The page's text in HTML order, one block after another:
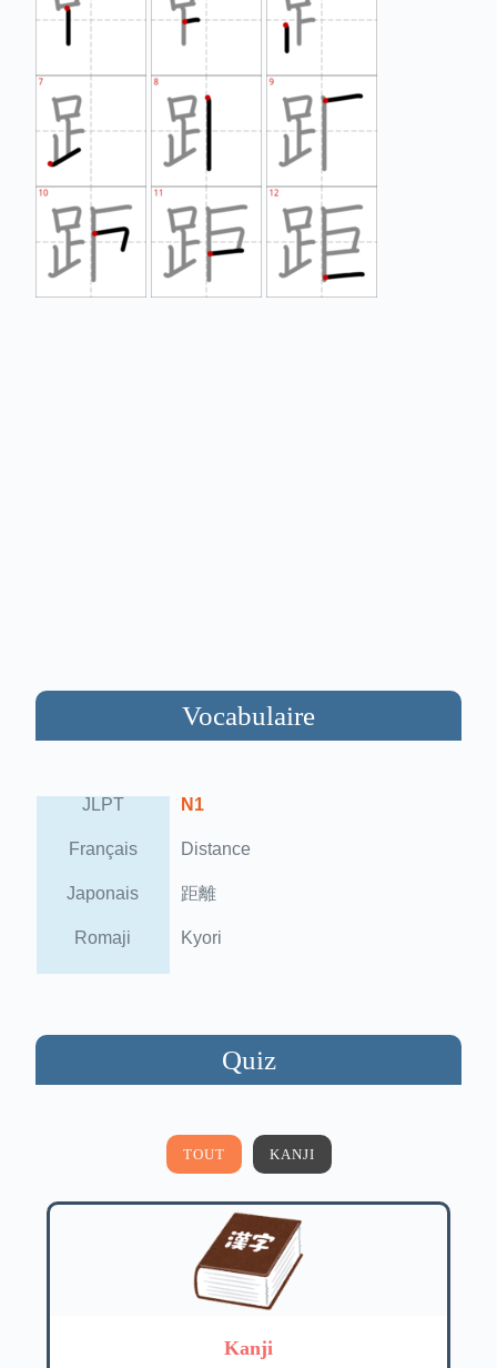
Vocabulaire
JLPT N1
Français Distance
Japonais 距離
Romaji Kyori
Quiz
TOUT KANJI
Kanji